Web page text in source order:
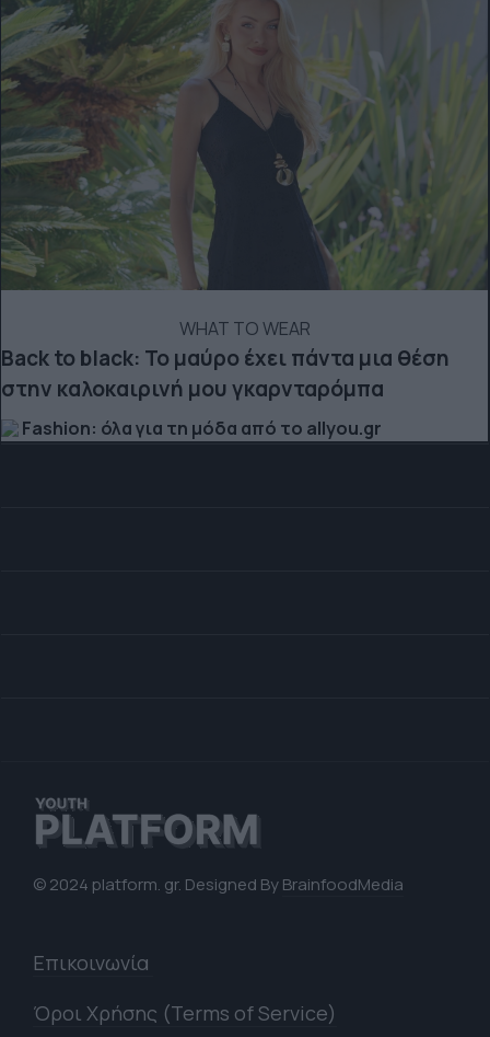
WHAT TO WEAR
Back to black: Το μαύρο έχει πάντα μια θέση
στην καλοκαιρινή μου γκαρνταρόμπα
Fashion: όλα για τη μόδα από το allyou.gr
© 2024 platform. gr. Designed ByBrainfoodMedia
Επικοινωνία
Όροι Χρήσης (Terms of Service)